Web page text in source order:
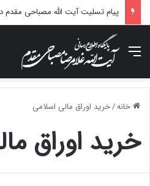
منو
خانه/خرید اوراق مالی اسلامی
خرید اوراق